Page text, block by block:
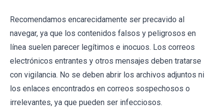
Recomendamos encarecidamente ser precavido al
navegar, ya que los contenidos falsos y peligrosos en
línea suelen parecer legítimos e inocuos. Los correos
electrónicos entrantes y otros mensajes deben tratarse
con vigilancia. No se deben abrir los archivos adjuntos ni
los enlaces encontrados en correos sospechosos o
irrelevantes, ya que pueden ser infecciosos.